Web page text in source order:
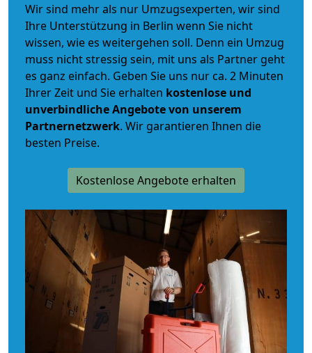
Wir sind mehr als nur Umzugsexperten, wir sind
Ihre Unterstützung in Berlin wenn Sie nicht
wissen, wie es weitergehen soll. Denn ein Umzug
muss nicht stressig sein, mit uns als Partner geht
es ganz einfach. Geben Sie uns nur ca. 2 Minuten
Ihrer Zeit und Sie erhalten kostenlose und
unverbindlicheAngebote von unserem
Partnernetzwerk. Wir garantieren Ihnen die
besten Preise.
Kostenlose Angebote erhalten